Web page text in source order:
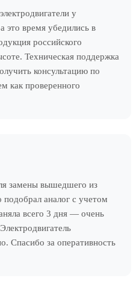
у
время убедились в
российского
Техническая поддержка
консультацию по
как проверенного
замены вышедшего из
аналог с учетом
всего 3 дня — очень
Спасибо за оперативность